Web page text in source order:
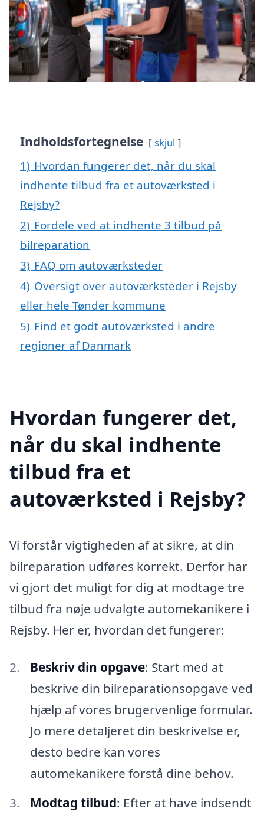
Indholdsfortegnelse skjul
1) Hvordan fungerer det, når du skal
indhente tilbud fra et autoværksted i
Rejsby?
2) Fordele ved at indhente 3 tilbud på
bilreparation
3) FAQ om autoværksteder
4) Oversigt over autoværksteder i Rejsby
eller hele Tønder kommune
5) Find et godt autoværksted i andre
regioner af Danmark
Hvordan fungerer det,
når du skal indhente
tilbud fra et
autoværksted i Rejsby?
Vi forstår vigtigheden af at sikre, at din
bilreparation udføres korrekt. Derfor har
vi gjort det muligt for dig at modtage tre
tilbud fra nøje udvalgte automekanikere i
Rejsby. Her er, hvordan det fungerer:
Beskriv din opgave: Start med at
beskrive din bilreparationsopgave ved
hjælp af vores brugervenlige formular.
Jo mere detaljeret din beskrivelse er,
desto bedre kan vores
automekanikere forstå dine behov.
Modtag tilbud: Efter at have indsendt